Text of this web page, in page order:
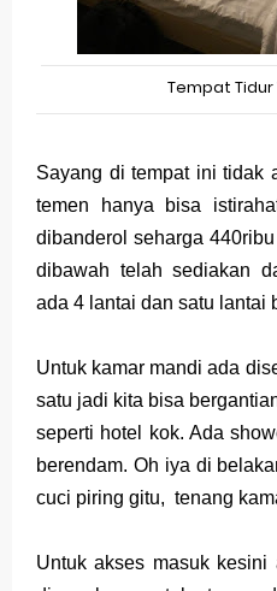
Tempat
Sayang di tempat ini tidak
temen hanya bisa
dibanderol seharga
dibawah telah sediakan
ada 4 lantai dan satu lantai
Untuk kamar mandi ada
satu jadi kita bisa
seperti hotel kok. Ada
berendam. Oh iya di
cuci piring gitu, tenang
Untuk akses masuk